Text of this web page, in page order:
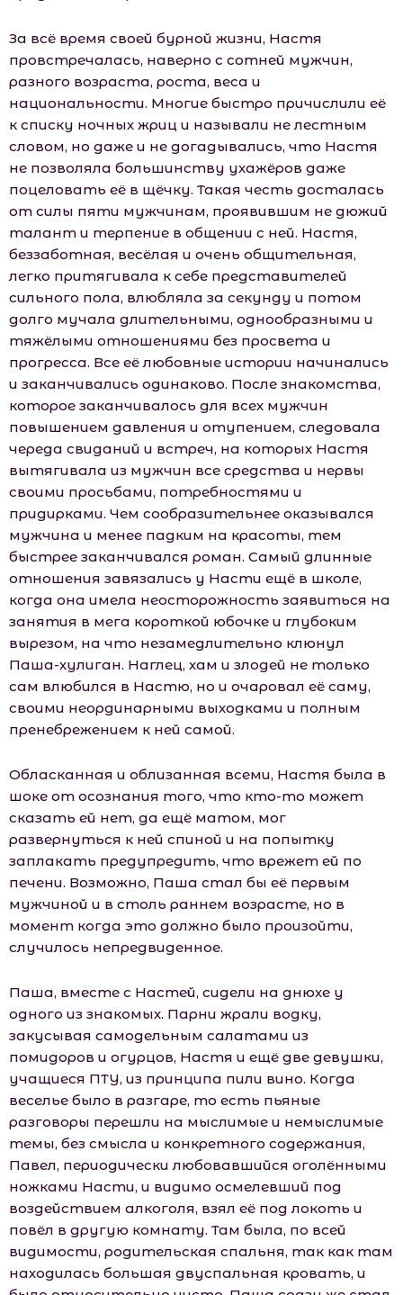
За всё время своей бурной жизни, Настя
провстречалась, наверно с сотней мужчин,
разного возраста, роста, веса и
национальности. Многие быстро причислили её
к списку ночных жриц и называли не лестным
словом, но даже и не догадывались, что Настя
не позволяла большинству ухажёров даже
поцеловать её в щёчку. Такая честь досталась
от силы пяти мужчинам, проявившим не дюжий
талант и терпение в общении с ней. Настя,
беззаботная, весёлая и очень общительная,
легко притягивала к себе представителей
сильного пола, влюбляла за секунду и потом
долго мучала длительными, однообразными и
тяжёлыми отношениями без просвета и
прогресса. Все её любовные истории начинались
и заканчивались одинаково. После знакомства,
которое заканчивалось для всех мужчин
повышением давления и отупением, следовала
череда свиданий и встреч, на которых Настя
вытягивала из мужчин все средства и нервы
своими просьбами, потребностями и
придирками. Чем сообразительнее оказывался
мужчина и менее падким на красоты, тем
быстрее заканчивался роман. Самый длинные
отношения завязались у Насти ещё в шкoле,
когда она имела неосторожность заявиться на
занятия в мега короткой юбочке и глубоким
вырезом, на что незамедлительно клюнул
Паша-хулиган. Наглец, хам и злодей не только
сам влюбился в Настю, но и очаровал её саму,
своими неординарными выходками и полным
пренебрежением к ней самой.
Обласканная и облизанная всеми, Настя была в
шоке от осознания того, что кто-то может
сказать ей нет, да ещё матом, мог
развернуться к ней спиной и на попытку
заплакать предупредить, что врежет ей по
печени. Возможно, Паша стал бы её первым
мужчиной и в столь раннем возрасте, но в
момент когда это должно было произойти,
случилось непредвиденное.
Паша, вместе с Настей, сидели на днюхе у
одного из знакомых. Парни жрали водку,
закусывая самодельным салатами из
помидоров и огурцов, Настя и ещё две девушки,
учащиеся ПТУ, из принципа пили вино. Когда
веселье было в разгаре, то есть пьяные
разговоры перешли на мыслимые и немыслимые
темы, без смысла и конкретного содержания,
Павел, периодически любовавшийся оголёнными
ножками Насти, и видимо осмелевший под
воздействием алкоголя, взял её под локоть и
повёл в другую комнату. Там была, по всей
видимости, родительская спальня, так как там
находилась большая двуспальная кровать, и